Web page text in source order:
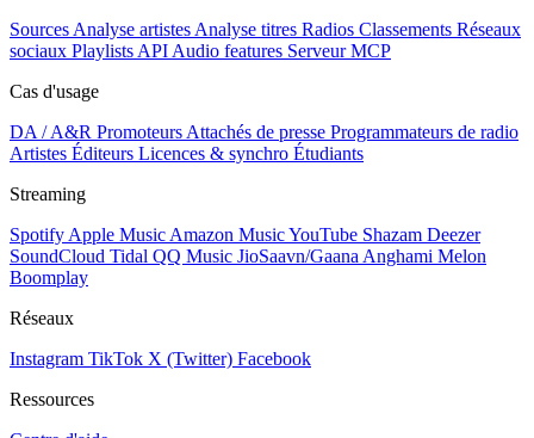
Sources Analyse artistes Analyse titres Radios Classements Réseaux
sociaux Playlists API Audio features Serveur MCP
Cas d'usage
DA / A&R Promoteurs Attachés de presse Programmateurs de radio
Artistes Éditeurs Licences & synchro Étudiants
Streaming
Spotify Apple Music Amazon MusicYouTube Shazam Deezer
SoundCloud Tidal QQ Music JioSaavn/Gaana Anghami Melon
Boomplay
Réseaux
Instagram TikTok X (Twitter) Facebook
Ressources